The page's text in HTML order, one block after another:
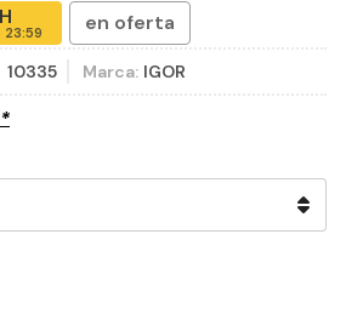
en oferta
10335 Marca: IGOR
*